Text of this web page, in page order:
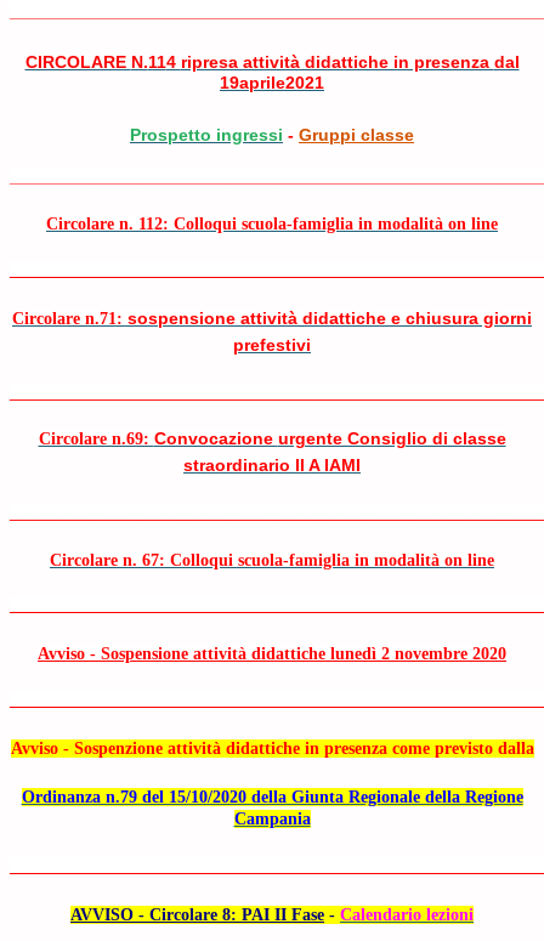
CIRCOLARE N.114 ripresa attività didattiche in presenza dal
19aprile2021
Prospetto ingressi - Gruppi classe
Circolare n. 112: Colloqui scuola-famiglia in modalità on line
Circolare n.71: sospensione attività didattiche e chiusura giorni
prefestivi
Circolare n.69: Convocazione urgente Consiglio di classe
straordinario II A IAMI
Circolare n. 67: Colloqui scuola-famiglia in modalità on line
Avviso - Sospensione attività didattiche lunedì 2 novembre 2020
Avviso - Sospenzione attività didattiche in presenza come previsto dalla
Ordinanza n.79 del 15/10/2020 della Giunta Regionale della Regione
Campania
AVVISO - Circolare 8: PAI II Fase - Calendario lezioni